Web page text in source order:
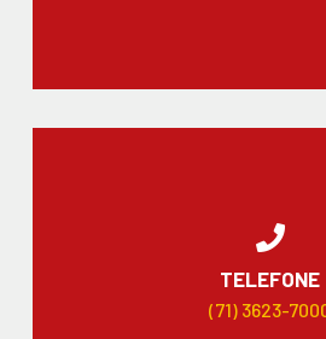
TELEFONE
(71) 3623-